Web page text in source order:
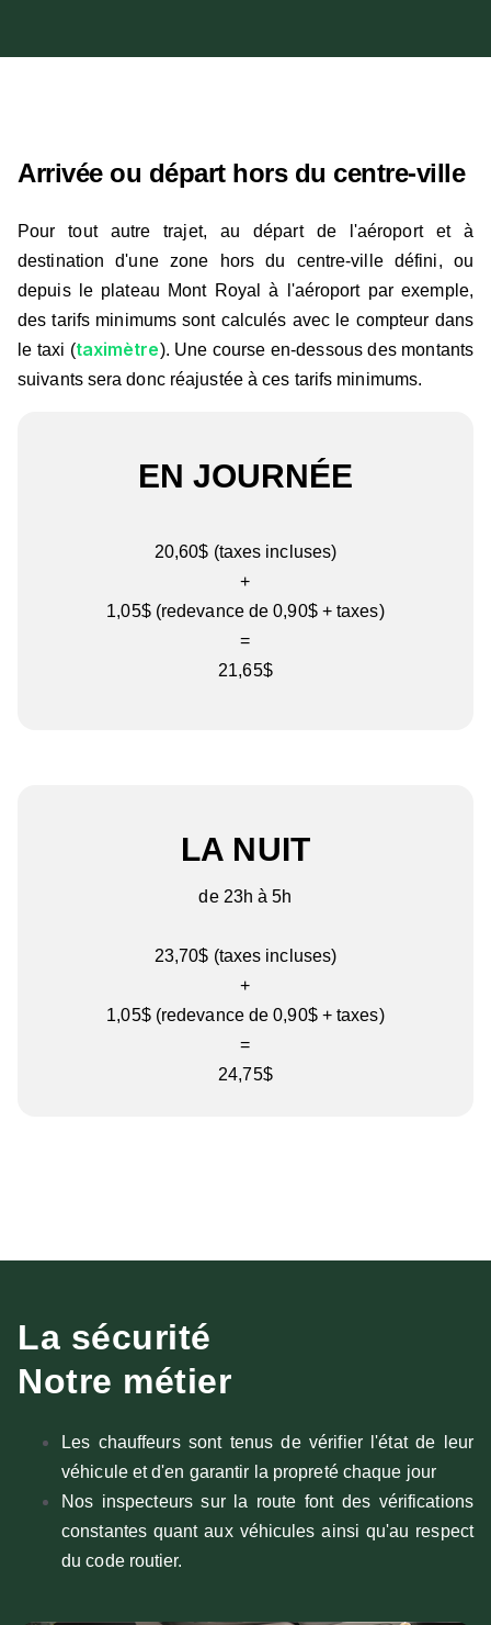
Arrivée ou départ hors du centre-ville
Pour tout autre trajet, au départ de l'aéroport et à
destination d'une zone hors du centre-ville défini, ou
depuis le plateau Mont Royal à l'aéroport par exemple,
des tarifs minimums sont calculés avec le compteur dans
le taxi (taximètre). Une course en-dessous des montants
suivants sera donc réajustée à ces tarifs minimums.
EN JOURNÉE
20,60$ (taxes incluses)
+
1,05$ (redevance de 0,90$ + taxes)
=
21,65$
LA NUIT
de 23h à 5h
23,70$ (taxes incluses)
+
1,05$ (redevance de 0,90$ + taxes)
=
24,75$
La sécurité
Notre métier
Les chauffeurs sont tenus de vérifier l'état de leur
véhicule et d'en garantir la propreté chaque jour
Nos inspecteurs sur la route font des vérifications
constantes quant aux véhicules ainsi qu'au respect
du code routier.